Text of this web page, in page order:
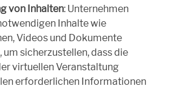
von Inhalten: Unternehmen
Inhalte wie
Videos und Dokumente
sicherzustellen, dass die
virtuellen Veranstaltung
erforderlichen Informationen